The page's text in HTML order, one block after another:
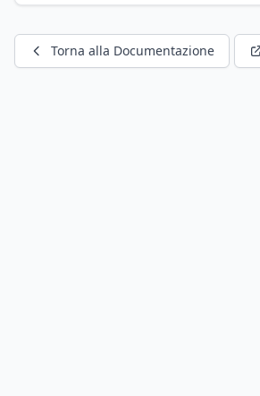
Torna alla Documentazione